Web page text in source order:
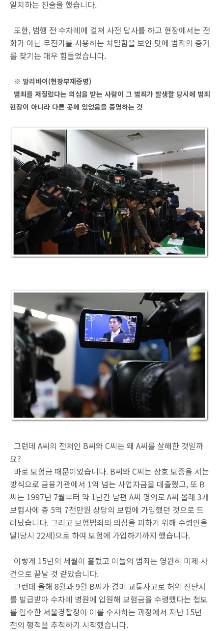
일치하는 진술을 했습니다.
또한, 범행 전 수차례에 걸쳐 사전 답사를 하고 현장에서는 전
화가 아닌 무전기를 사용하는 치밀함을 보인 탓에 범죄의 증거
를 찾기는 매우 힘들었습니다.
※ 알리바이(현장부재증명)
범죄를 저질렀다는 의심을 받는 사람이 그 범죄가 발생할 당시에 범죄
현장이 아니라 다른 곳에 있었음을 증명하는 것
그런데 A씨의 전처인 B씨와 C씨는 왜 A씨를 살해한 것일까
요?
바로 보험금 때문이었습니다. B씨와 C씨는 상호 보증을 서는
방식으로 금융기관에서 1억 넘는 사업자금을 대출했고, 또 B
씨는 1997년 7월부터 약 1년간 남편 A씨 명의로 A씨 몰래 3개
보험사에 총 5억 7천만원 상당의 보험에 가입했던 것으로 드
러났습니다. 그리고 보험범죄의 의심을 피하기 위해 수령인을
딸(당시 22세)으로 하여 보험에 가입하기까지 했습니다.
이렇게 15년의 세월이 흘렀고 이들의 범죄는 영원히 미제 사
건으로 끝날 것 같았습니다.
그런데 올해 8월과 9월 B씨가 경미 교통사고로 허위 진단서
를 발급받아 수차례 병원에 입원해 보험금을 수령했다는 첩보
를 입수한 서울경찰청이 이를 수사하는 과정에서 지난 15년
전의 행적을 추적하기 시작했습니다.